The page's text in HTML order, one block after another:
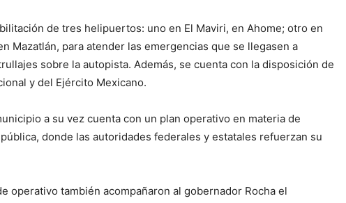
de tres helipuertos: uno en El Maviri, en Ahome; otro en
Mazatlán, para atender las emergencias que se llegasen a
sobre la autopista. Además, se cuenta con la disposición de
y del Ejército Mexicano.
a su vez cuenta con un plan operativo en materia de
donde las autoridades federales y estatales refuerzan su
operativo también acompañaron al gobernador Rocha el